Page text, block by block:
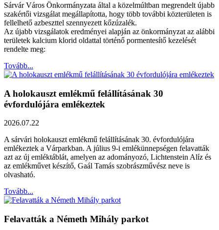
Sárvár Város Önkormányzata által a közelmúltban megrendelt újabb
szakértői vizsgálat megállapította, hogy több további közterületen is
fellelhető azbeszttel szennyezett kőzúzalék.
Az újabb vizsgálatok eredményei alapján az önkormányzat az alábbi
területek kalcium klorid oldattal történő pormentesítő kezelését
rendelte meg:
Tovább...
A holokauszt emlékmű felállításának 30
évfordulójára emlékeztek
2026.07.22
A sárvári holokauszt emlékmű felállításának 30. évfordulójára
emlékeztek a Várparkban. A július 9-i emlékünnepségen felavatták
azt az új emléktáblát, amelyen az adományozó, Lichtenstein Alíz és
az emlékművet készítő, Gaál Tamás szobrászművész neve is
olvasható.
Tovább...
Felavatták a Németh Mihály parkot